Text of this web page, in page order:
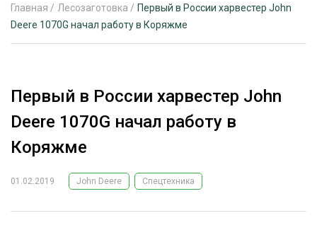
РЕКЛАМОДАТЕЛЯМ
ЛЕСНОЕ ХОЗЯЙСТВО
ЛЕСОЗАГОТОВКА
ЭКСПЕРТНОЕ МНЕНИЕ
Главная / Лесозаготовка / Первый в России харвестер John
Deere 1070G начал работу в Коряжме
Первый в России харвестер John
Deere 1070G начал работу в
Коряжме
01.02.2019 John Deere Спецтехника